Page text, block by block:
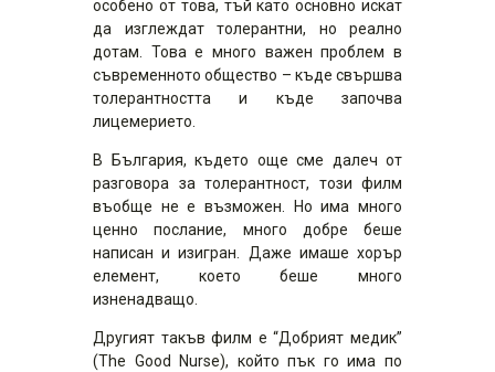
особено от това, тъй като основно искат
да изглеждат толерантни, но реално
дотам. Това е много важен проблем в
съвременното общество – къде свършва
толерантността и къде започва
лицемерието.
В България, където още сме далеч от
разговора за толерантност, този филм
въобще не е възможен. Но има много
ценно послание, много добре беше
написан и изигран. Даже имаше хорър
елемент, което беше много
изненадващо.
Другият такъв филм е “Добрият медик”
(The Good Nurse), който пък го има по